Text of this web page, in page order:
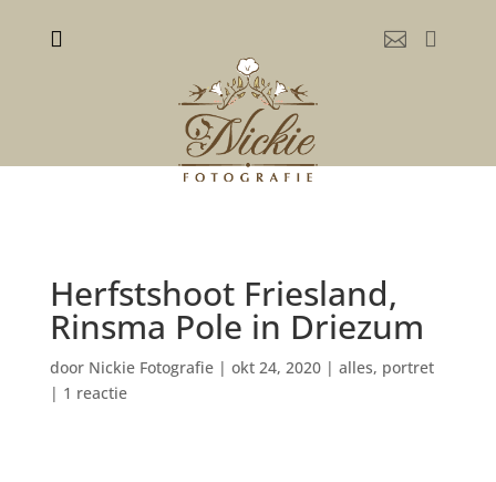
  
Herfstshoot Friesland,
Rinsma Pole in Driezum
door Nickie Fotografie| okt 24, 2020| alles, portret
| 1 reactie